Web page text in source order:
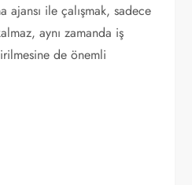
ile çalışmak, sadece
aynı zamanda iş
de önemli